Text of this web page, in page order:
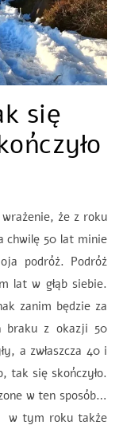
się
że z roku
chwilę 50 lat minie
podróż. Podróż
lat w głąb siebie.
zanim będzie za
braku z okazji 50
a zwłaszcza 40 i
się skończyło.
w ten sposób…
w tym roku także